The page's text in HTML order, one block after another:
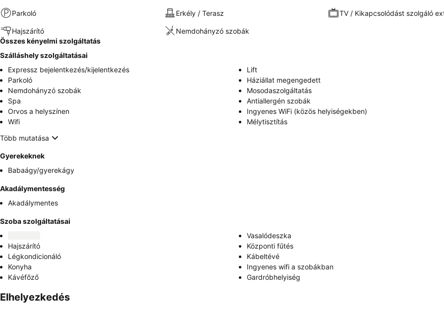
Parkoló Erkély / Terasz TV / Kikapcsolódást szolgáló
Hajszárító
Nemdohányzó szobák
Összes kényelmi szolgáltatás
Szálláshely szolgáltatásai
Expressz bejelentkezés/kijelentkezés
Lift
Parkoló
Háziállat megengedett
Nemdohányzó szobák
Mosodaszolgáltatás
Spa
Antiallergén szobák
Orvos a helyszínen
Ingyenes WiFi (közös helyiségekben)
Wifi
Mélytisztítás
Több mutatása
Gyerekeknek
Babaágy/gyerekágy
Akadálymentesség
Akadálymentes
Szoba szolgáltatásai
Vasalódeszka
Hajszárító
Központi fűtés
Légkondicionáló
Kábeltévé
Konyha
Ingyenes wifi a szobákban
Kávéfőző
Gardróbhelyiség
Elhelyezkedés